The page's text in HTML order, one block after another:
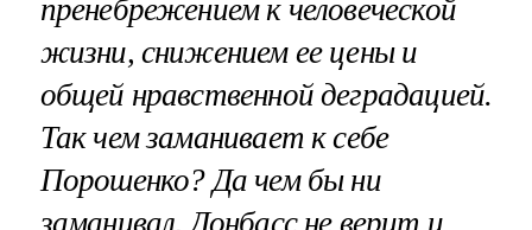
пренебрежением к человеческой
жизни, снижением ее цены и
общей нравственной деградацией.
Так чем заманивает к себе
Порошенко? Да чем бы ни